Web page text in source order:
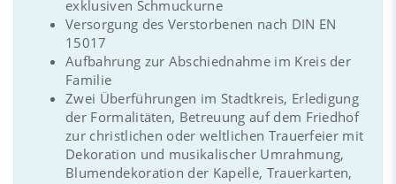
exklusiven Schmuckurne
Versorgung des Verstorbenen nach DIN EN
15017
Aufbahrung zur Abschiednahme im Kreis der
Familie
Zwei Überführungen im Stadtkreis, Erledigung
der Formalitäten, Betreuung auf dem Friedhof
zur christlichen oder weltlichen Trauerfeier mit
Dekoration und musikalischer Umrahmung,
Blumendekoration der Kapelle, Trauerkarten,